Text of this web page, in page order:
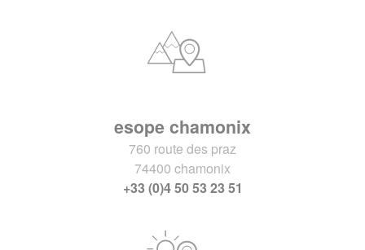
esope chamonix
760 route des praz
74400 chamonix
+33 (0)4 50 53 23 51